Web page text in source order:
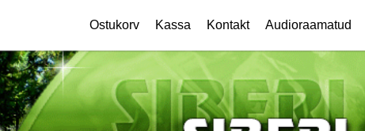
Ostukorv Kassa Kontakt Audioraamatud